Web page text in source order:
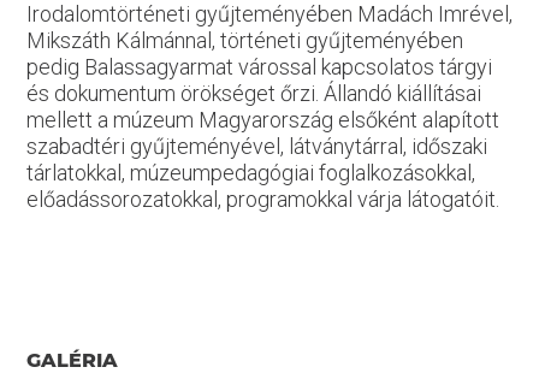
Irodalomtörténeti gyűjteményében Madách Imrével,
Mikszáth Kálmánnal, történeti gyűjteményében
pedig Balassagyarmat várossal kapcsolatos tárgyi
és dokumentum örökséget őrzi. Állandó kiállításai
mellett a múzeum Magyarország elsőként alapított
szabadtéri gyűjteményével, látványtárral, időszaki
tárlatokkal, múzeumpedagógiai foglalkozásokkal,
előadássorozatokkal, programokkal várja látogatóit.
GALÉRIA